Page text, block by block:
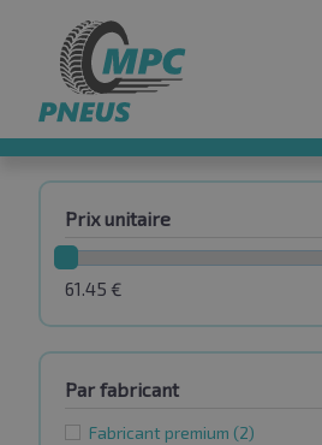
Prix unitaire
61.45 €
Par fabricant
Fabricant premium (2)